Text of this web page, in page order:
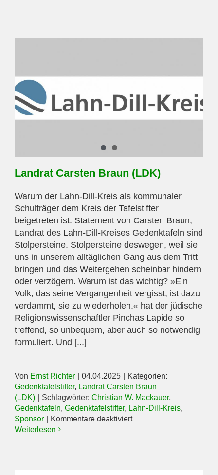
für
Wetzlar
Landrat Carsten Braun (LDK)
Warum der Lahn-Dill-Kreis als kommunaler
Schulträger dem Kreis der Tafelstifter
beigetreten ist: Statement von Carsten Braun,
Landrat des Lahn-Dill-Kreises Gedenktafeln sind
Stolpersteine. Stolpersteine deswegen, weil sie
uns in unserem alltäglichen Gang aus dem Tritt
bringen und das Weitergehen scheinbar hindern
oder verzögern. Warum ist das wichtig? »Ein
Volk, das seine Vergangenheit vergisst, ist dazu
verdammt, sie zu wiederholen.« hat der jüdische
Religionswissenschaftler Pinchas Lapide so
treffend, so unbequem, aber auch so notwendig
formuliert. Und [...]
Von Ernst Richter 04.04.2025
Kategorien:
Gedenktafelstifter, Landrat Carsten Braun
(LDK)
Schlagwörter: Christian W. Mackauer,
Gedenktafeln, Gedenktafelstifter, Lahn-Dill-Kreis,
Sponsor
Kommentare deaktiviertfür
Carsten
Weiterlesen